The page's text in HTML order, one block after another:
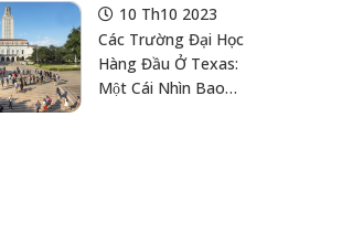
10 Th10 2023
Các Trường Đại Học
Hàng Đầu Ở Texas:
Một Cái Nhìn Bao